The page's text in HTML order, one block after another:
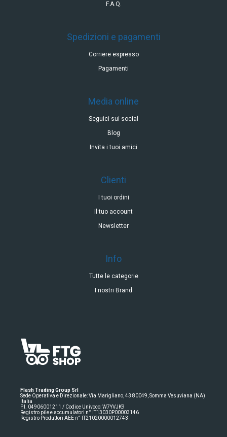
F.A.Q.
Spedizioni e pagamenti
Corriere espresso
Pagamenti
Media online
Seguici sui social
Blog
Invita i tuoi amici
Clienti
I tuoi ordini
Il tuo account
Newsletter
Info
Tutte le categorie
I nostri Brand
Flash Trading Group Srl
Sede Operativa e Direzionale: Via Marigliano, 43 80049, Somma Vesuviana (NA)
Italia
P.I. 04906001211 / Codice Univoco: W7YVJK9
Registro pile e accumulatori n° IT13030P00003146
Registro Produttori AEE n° IT21020000012743